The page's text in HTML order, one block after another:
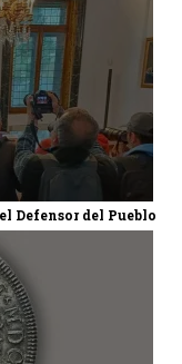
Defensor del Pueblo